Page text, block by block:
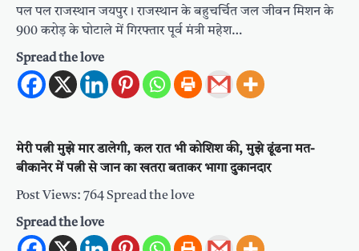
पल पल राजस्थान जयपुर। राजस्थान के बहुचर्चित जल जीवन मिशन के
900 करोड़ के घोटाले में गिरफ्तार पूर्व मंत्री महेश…
Spread the love
मेरी पत्नी मुझे मार डालेगी, कल रात भी कोशिश की, मुझे ढूंढना मत-
बीकानेर में पत्नी से जान का खतरा बताकर भागा दुकानदार
Post Views: 764 Spread the love
Spread the love